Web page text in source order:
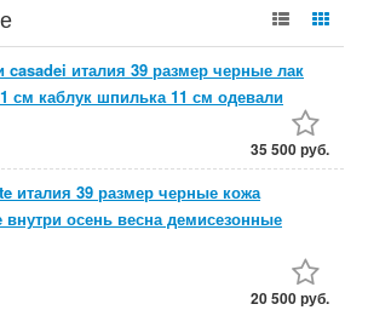
италия 39 размер черные лак
см каблук шпилька 11 см одевали
35 500 руб.
италия 39 размер черные кожа
осень весна демисезонные
20 500 руб.